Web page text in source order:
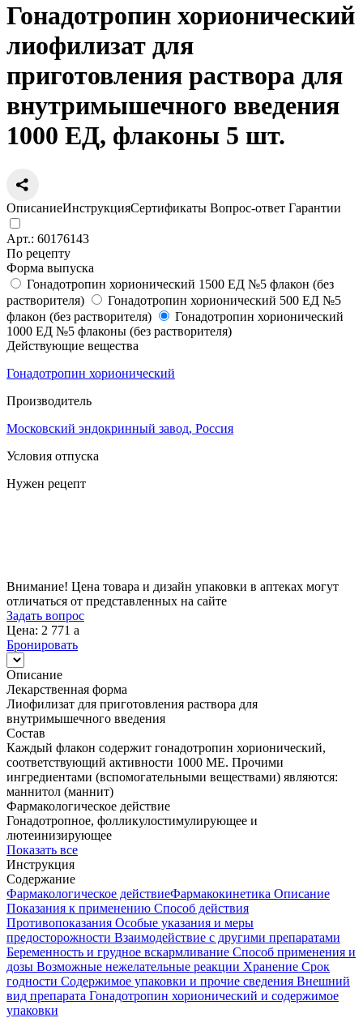
Гонадотропин хорионический
лиофилизат для
приготовления раствора для
внутримышечного введения
1000 ЕД, флаконы 5 шт.
ОписаниеИнструкцияСертификаты Вопрос-ответ Гарантии
Арт.: 60176143
По рецепту
Форма выпуска
Гонадотропин хорионический 1500 ЕД №5 флакон (без
растворителя)
Гонадотропин хорионический 500 ЕД №5
флакон (без растворителя)
Гонадотропин хорионический
1000 ЕД №5 флаконы (без растворителя)
Действующие вещества
Гонадотропин хорионический
Производитель
Московский эндокринный завод, Россия
Условия отпуска
Нужен рецепт
Внимание! Цена товара и дизайн упаковки в аптеках могут
отличаться от представленных на сайте
Задать вопрос
Цена: 2 771 a
Бронировать
Описание
Лекарственная форма
Лиофилизат для приготовления раствора для
внутримышечного введения
Состав
Каждый флакон содержит гонадотропин хорионический,
соответствующий активности 1000 МЕ. Прочими
ингредиентами (вспомогательными веществами) являются:
маннитол (маннит)
Фармакологическое действие
Гонадотропное, фолликулостимулирующее и
лютеинизирующее
Показать все
Инструкция
Содержание
Фармакологическое действиеФармакокинетика Описание
Показания к применению Способ действия
Противопоказания Особые указания и меры
предосторожности Взаимодействие с другими препаратами
Беременность и грудное вскармливание Способ применения и
дозы Возможные нежелательные реакции Хранение Срок
годности Содержимое упаковки и прочие сведения Внешний
вид препарата Гонадотропин хорионический и содержимое
упаковки